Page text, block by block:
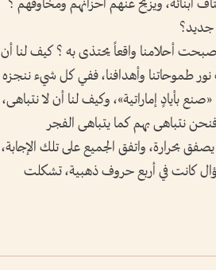
ويزيح عنهم أحزانهم ومخاوفهم ؟
جديد؟
أحلامنا واقعاً يحتذى به ؟ كيف لنا أن
نور طموحاتنا وأهدافنا، ففي كل شيء ننجزه
بأيادٍ إماراتية»، وكيف لنا أن لا نتباهى،
نتباهى بهم كما يتباهى الفجر
بحرارة، واتفق الجميع على تلك الإجابة،
كانت في أربع حروف ذهبية، تشكلت